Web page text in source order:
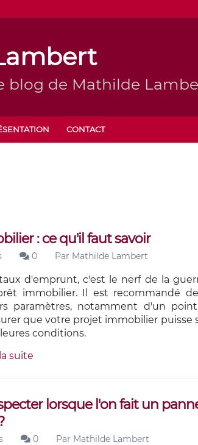
blog de Mathilde
CONTACT
: ce qu'il faut savoir
0 Par Mathilde Lambert
d'emprunt, c'est le nerf de la
immobilier. Il est recommandé
paramètres, notamment d'un
que votre projet immobilier puisse
conditions.
suite
lorsque l'on fait un
0 Par Mathilde Lambert